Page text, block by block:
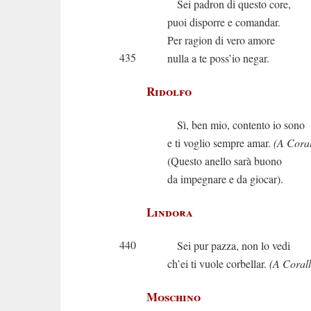
Sei padron di questo core,
puoi disporre e comandar.
Per ragion di vero amore
435
nulla a te poss’io negar.
Ridolfo
Sì, ben mio, contento io sono
e ti voglio sempre amar. (A
(Questo anello sarà buono
da impegnare e da giocar).
Lindora
440
Sei pur pazza, non lo vedi
ch’ei ti vuole corbellar. (A
Moschino